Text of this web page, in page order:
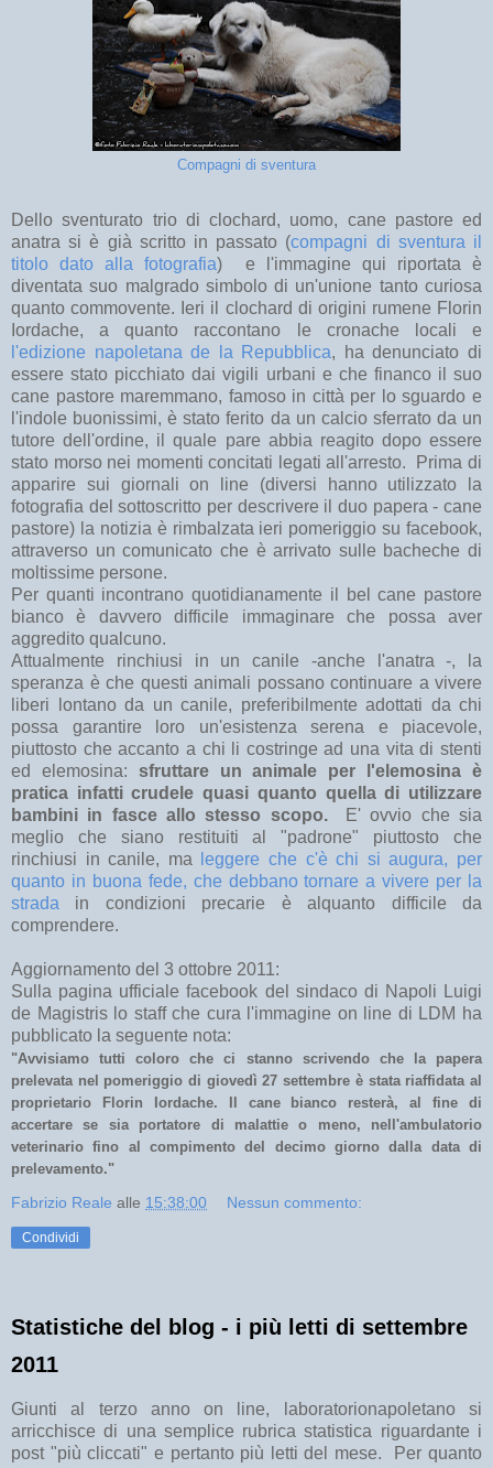
Compagni di sventura
Dello sventurato trio di clochard, uomo, cane pastore ed
anatra si è già scritto in passato (compagni di sventura il
titolo dato alla fotografia) e l'immagine qui riportata è
diventata suo malgrado simbolo di un'unione tanto curiosa
quanto commovente. Ieri il clochard di origini rumene Florin
Iordache, a quanto raccontano le cronache locali e
l'edizione napoletana de la Repubblica, ha denunciato di
essere stato picchiato dai vigili urbani e che financo il suo
cane pastore maremmano, famoso in città per lo sguardo e
l'indole buonissimi, è stato ferito da un calcio sferrato da un
tutore dell'ordine, il quale pare abbia reagito dopo essere
stato morso nei momenti concitati legati all'arresto. Prima di
apparire sui giornali on line (diversi hanno utilizzato la
fotografia del sottoscritto per descrivere il duo papera - cane
pastore) la notizia è rimbalzata ieri pomeriggio su facebook,
attraverso un comunicato che è arrivato sulle bacheche di
moltissime persone.
Per quanti incontrano quotidianamente il bel cane pastore
bianco è davvero difficile immaginare che possa aver
aggredito qualcuno.
Attualmente rinchiusi in un canile -anche l'anatra -, la
speranza è che questi animali possano continuare a vivere
liberi lontano da un canile, preferibilmente adottati da chi
possa garantire loro un'esistenza serena e piacevole,
piuttosto che accanto a chi li costringe ad una vita di stenti
ed elemosina: sfruttare un animale per l'elemosina è
pratica infatti crudele quasi quanto quella di utilizzare
bambini in fasce allo stesso scopo.E' ovvio che sia
meglio che siano restituiti al "padrone" piuttosto che
rinchiusi in canile, ma
leggere che c'è chi si augura, per
quanto in buona fede, che debbano tornare a vivere per la
strada in condizioni precarie è alquanto difficile da
comprendere.
Aggiornamento del 3 ottobre 2011:
Sulla pagina ufficiale facebook del sindaco di Napoli Luigi
de Magistris lo staff che cura l'immagine on line di LDM ha
pubblicato la seguente nota:
"Avvisiamo tutti coloro che ci stanno scrivendo che la papera
prelevata nel pomeriggio di giovedì 27 settembre è stata riaffidata al
proprietario Florin Iordache. Il cane bianco resterà, al fine di
accertare se sia portatore di malattie o meno, nell'ambulatorio
veterinario fino al compimento del decimo giorno dalla data di
prelevamento."
Fabrizio Reale alle 15:38:00 Nessun commento:
Condividi
Statistiche del blog - i più letti di settembre
2011
Giunti al terzo anno on line, laboratorionapoletano si
arricchisce di una semplice rubrica statistica riguardante i
post "più cliccati" e pertanto più letti del mese. Per quanto